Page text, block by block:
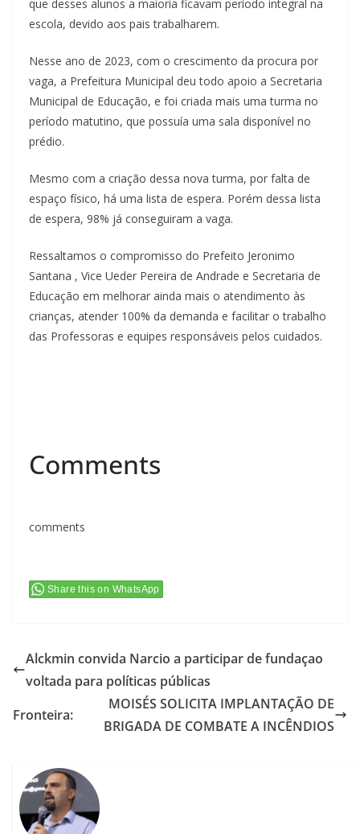
que desses alunos a maioria ficavam período integral na
escola, devido aos pais trabalharem.
Nesse ano de 2023, com o crescimento da procura por
vaga, a Prefeitura Municipal deu todo apoio a Secretaria
Municipal de Educação, e foi criada mais uma turma no
período matutino, que possuía uma sala disponível no
prédio.
Mesmo com a criação dessa nova turma, por falta de
espaço físico, há uma lista de espera. Porém dessa lista
de espera, 98% já conseguiram a vaga.
Ressaltamos o compromisso do Prefeito Jeronimo
Santana , Vice Ueder Pereira de Andrade e Secretaria de
Educação em melhorar ainda mais o atendimento às
crianças, atender 100% da demanda e facilitar o trabalho
das Professoras e equipes responsáveis pelos cuidados.
Comments
comments
Share this on WhatsApp
Alckmin convida Narcio a participar de fundaçao
voltada para políticas públicas
Fronteira:
MOISÉS SOLICITA IMPLANTAÇÃO DE
BRIGADA DE COMBATE A INCÊNDIOS